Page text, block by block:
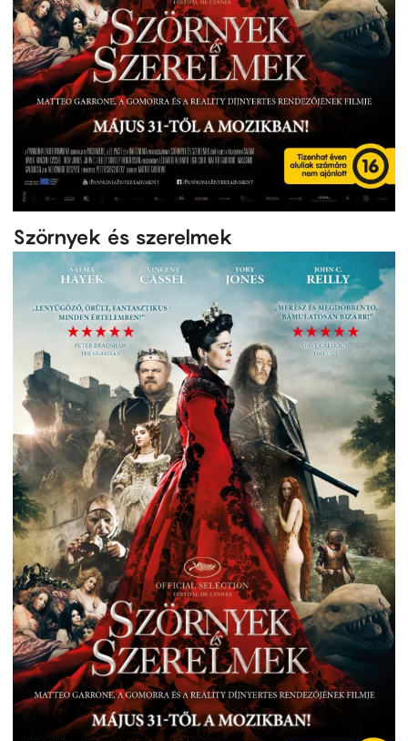
Szörnyek és szerelmek